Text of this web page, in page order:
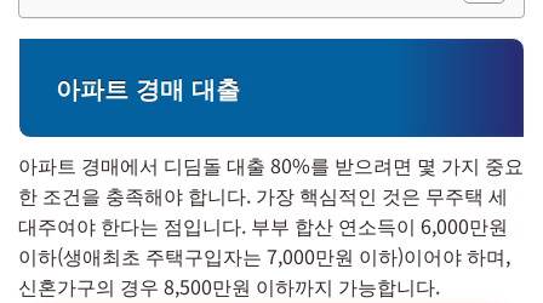
아파트 경매 대출
아파트 경매에서 디딤돌 대출 80%를 받으려면 몇 가지 중요
한 조건을 충족해야 합니다. 가장 핵심적인 것은 무주택 세
대주여야 한다는 점입니다. 부부 합산 연소득이 6,000만원
이하(생애최초 주택구입자는 7,000만원 이하)이어야 하며,
신혼가구의 경우 8,500만원 이하까지 가능합니다.